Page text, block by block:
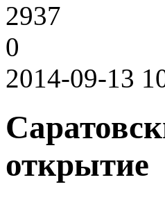
2937
0
2014-09-13
открытие